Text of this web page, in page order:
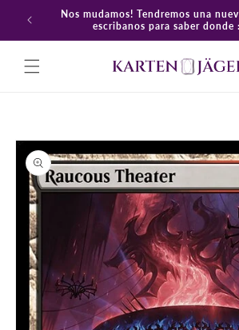
directamenteNos mudamos! Tendremos una
escribanos para saber donde
directamente
a la
información
del producto